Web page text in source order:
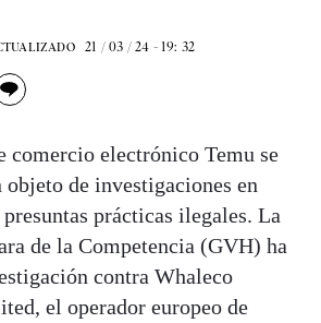
21 / 03 / 24 - 19: 32
comercio electrónico Temu se
de investigaciones en
prácticas ilegales. La
de la Competencia (GVH) ha
contra Whaleco
el operador europeo de